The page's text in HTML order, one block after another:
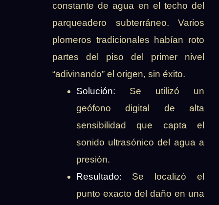
constante de agua en el techo del
parqueadero subterráneo. Varios
plomeros tradicionales habían roto
partes del piso del primer nivel
“adivinando” el origen, sin éxito.
Solución: Se utilizó un
geófono digital de alta
sensibilidad que capta el
sonido ultrasónico del agua a
presión.
Resultado: Se localizó el
punto exacto del daño en una